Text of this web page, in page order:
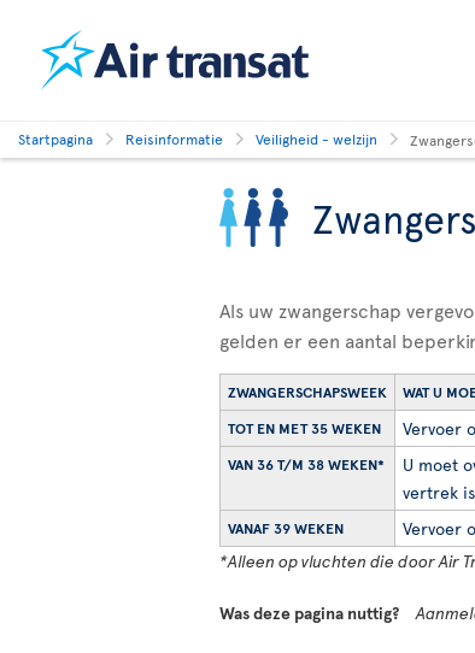
Startpagina Reisinformatie Veiligheid - welzijn
Als uw zwangerschap
gelden er een aantal
ZWANGERSCHAPSWEEK
WAT U
TOT EN MET 35 WEKEN
Vervoer
VAN 36 T/M 38 WEKEN*
U moet
vertrek
VANAF 39 WEKEN
Vervoer
*Alleen op vluchten die door Air
Was deze pagina nuttig?